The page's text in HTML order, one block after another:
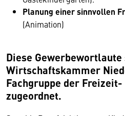
Planung einer sinnvollen
(Animation)
Diese
Wirtschaftskammer
Fachgruppe der
zugeordnet.